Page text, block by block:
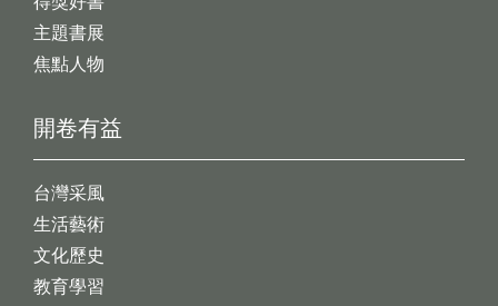
開卷有益
台灣采風
生活藝術
文化歷史
教育學習
主題書展
焦點人物